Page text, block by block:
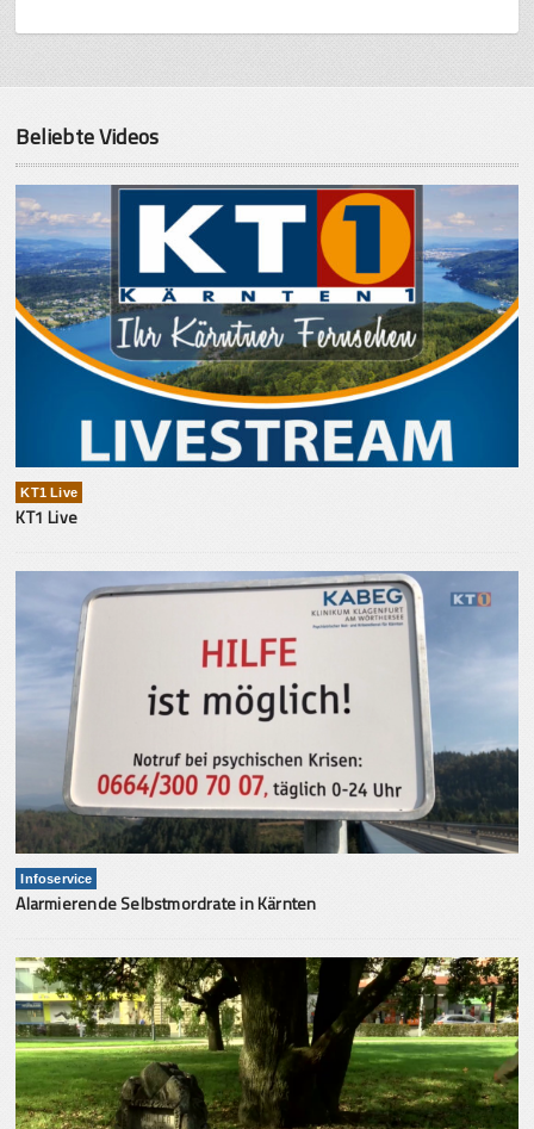
Beliebte Videos
KT1 Live
KT1 Live
Infoservice
Alarmierende Selbstmordrate in Kärnten